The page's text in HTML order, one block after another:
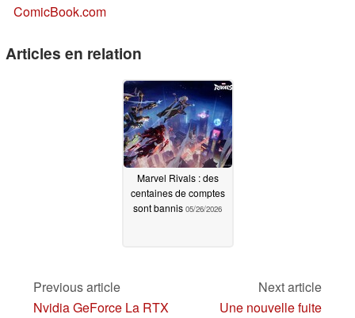
ComicBook.com
Articles en relation
Marvel Rivals : des
centaines de comptes
sont bannis 05/26/2026
Previous article
Nvidia GeForce La RTX
Next article
Une nouvelle fuite